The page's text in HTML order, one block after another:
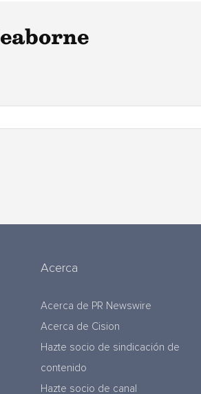
Acerca
Acerca de PR Newswire
Acerca de Cision
Hazte socio de sindicación de
contenido
Hazte socio de canal